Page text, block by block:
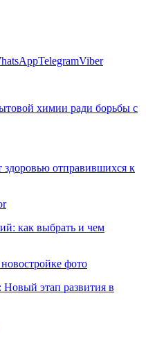
TelegramViber
химии ради борьбы с
здоровью отправившихся к
как выбрать и чем
фото
этап развития в